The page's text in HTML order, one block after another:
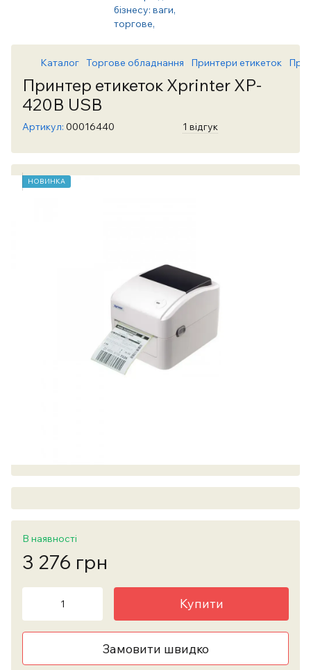
Каталог Торгове обладнання Принтери етикеток
Принтер етикеток Xprinter XP-
420B USB
Артикул: 00016440 1 відгук
НОВИНКА
В наявності
3 276 грн
Купити
Замовити швидко